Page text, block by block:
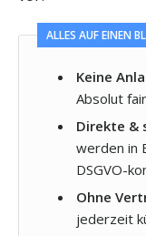
ALLES AUF EINEN
Keine
Absolut
Direkte &
werden in
DSGVO-
Ohne
jederzeit